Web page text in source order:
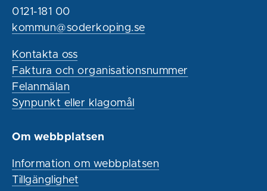
0121-181 00
kommun@soderkoping.se
Kontakta oss
Faktura och organisationsnummer
Felanmälan
Synpunkt eller klagomål
Om webbplatsen
Information om webbplatsen
Tillgänglighet